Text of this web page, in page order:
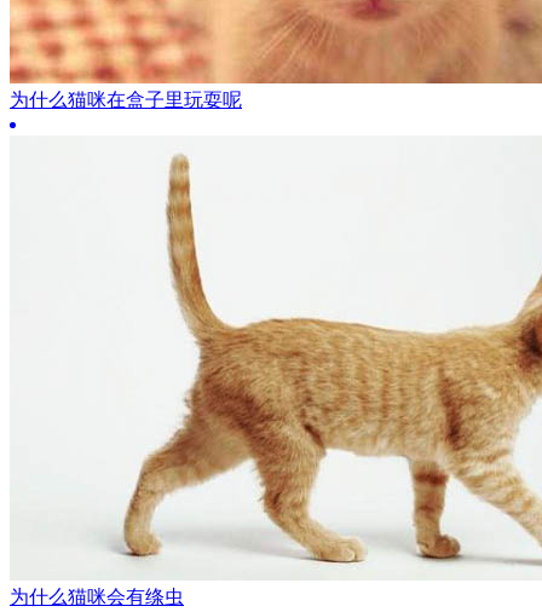
为什么猫咪在盒子里玩耍呢
为什么猫咪会有绦虫